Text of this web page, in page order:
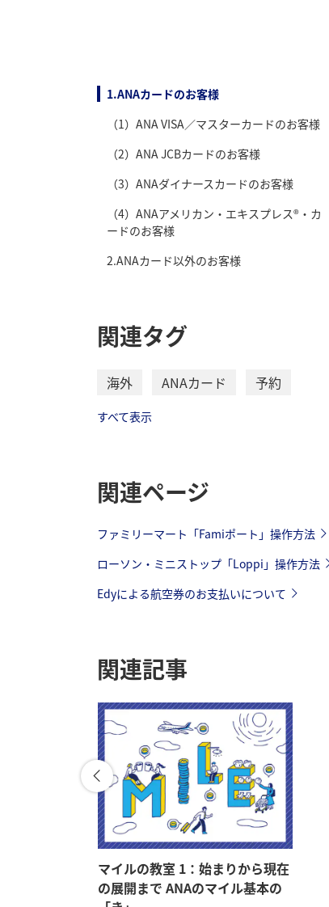
1.ANAカードのお客様
（1）ANA VISA／マスターカードのお客様
（2）ANA JCBカードのお客様
（3）ANAダイナースカードのお客様
（4）ANAアメリカン・エキスプレス®・カ
ードのお客様
2.ANAカード以外のお客様
関連タグ
海外 ANAカード 予約
すべて表示
関連ページ
ファミリーマート「Famiポート」操作方法
ローソン・ミニストップ「Loppi」操作方法
Edyによる航空券のお支払いについて
関連記事
マイルの教室 1：始まりから現在
の展開まで ANAのマイル基本の